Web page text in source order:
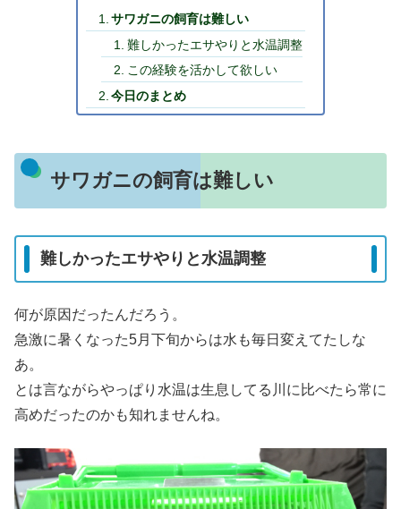
サワガニの飼育は難しい
難しかったエサやりと水温調整
この経験を活かして欲しい
今日のまとめ
サワガニの飼育は難しい
難しかったエサやりと水温調整
何が原因だったんだろう。
急激に暑くなった5月下旬からは水も毎日変えてたしな
あ。
とは言ながらやっぱり水温は生息してる川に比べたら常に
高めだったのかも知れませんね。